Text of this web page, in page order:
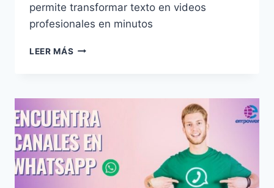
permite transformar texto en videos
profesionales en minutos
LEER MÁS